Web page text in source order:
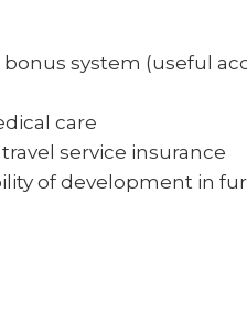
system (useful
care
service insurance
of development in